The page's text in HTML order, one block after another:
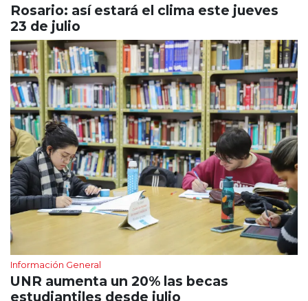
Rosario: así estará el clima este jueves
23 de julio
Información General
UNR aumenta un 20% las becas
estudiantiles desde julio